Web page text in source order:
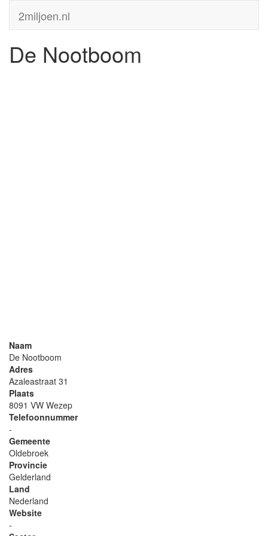
2miljoen.nl
De Nootboom
Naam
De Nootboom
Adres
Azaleastraat 31
Plaats
8091 VW Wezep
Telefoonnummer
-
Gemeente
Oldebroek
Provincie
Gelderland
Land
Nederland
Website
-